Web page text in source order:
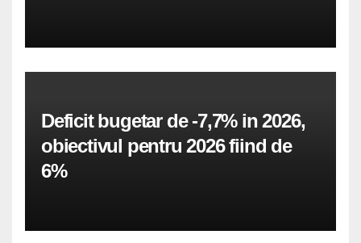
Deficit bugetar de -7,7% in 2026,
obiectivul pentru 2026 fiind de
6%